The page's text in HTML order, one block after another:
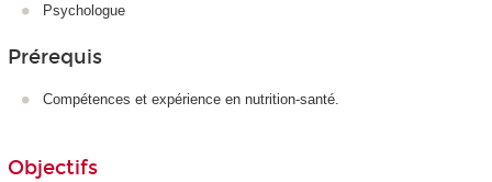
Psychologue
Prérequis
Compétences et expérience en nutrition-santé.
Objectifs